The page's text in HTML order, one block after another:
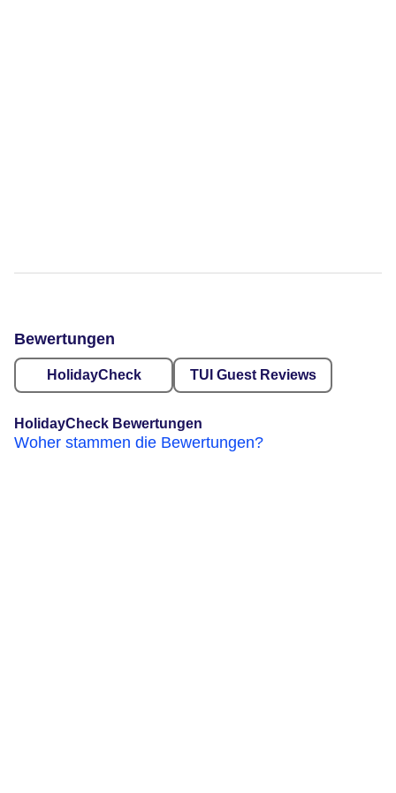
Bewertungen
HolidayCheck TUI Guest Reviews
HolidayCheck Bewertungen
Woher stammen die Bewertungen?